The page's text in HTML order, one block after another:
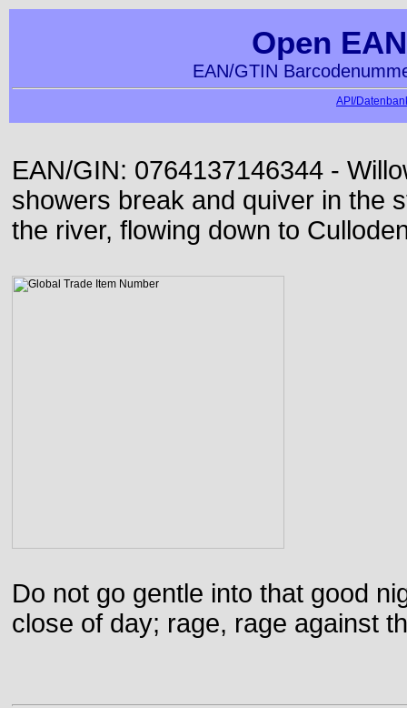
Open
EAN/GTIN
API/
EAN/GIN: 0764137146344 -
showers break and quiver in the
the river, flowing down to
Do not go gentle into that good
close of day; rage, rage against